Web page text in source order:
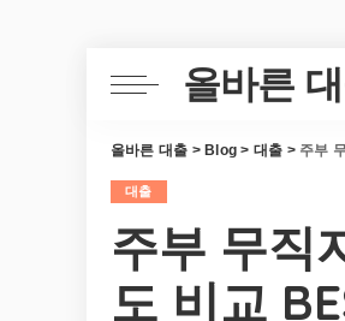
올바른
올바른 대출 > Blog > 대출 > 주부
대출
주부 무직
도 비교